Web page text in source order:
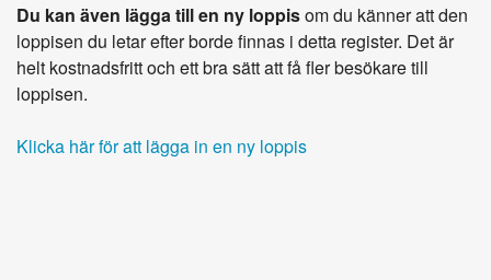
Du kan även lägga till en ny loppisom du känner att den
loppisen du letar efter borde finnas i detta register. Det är
helt kostnadsfritt och ett bra sätt att få fler besökare till
loppisen.
Klicka här för att lägga in en ny loppis